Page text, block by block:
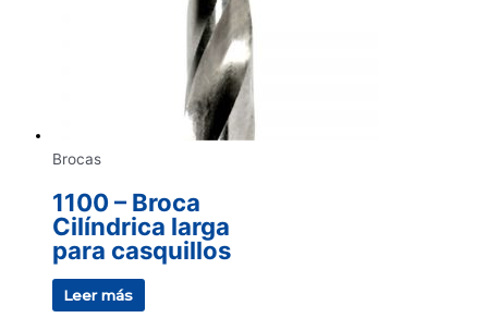
Brocas
1100 – Broca
Cilíndrica larga
para casquillos
Leer más